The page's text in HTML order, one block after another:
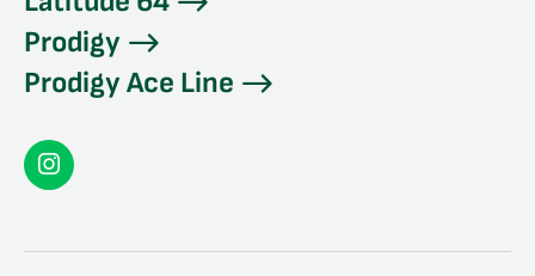
Prodigy
Prodigy Ace Line
Seconddisc